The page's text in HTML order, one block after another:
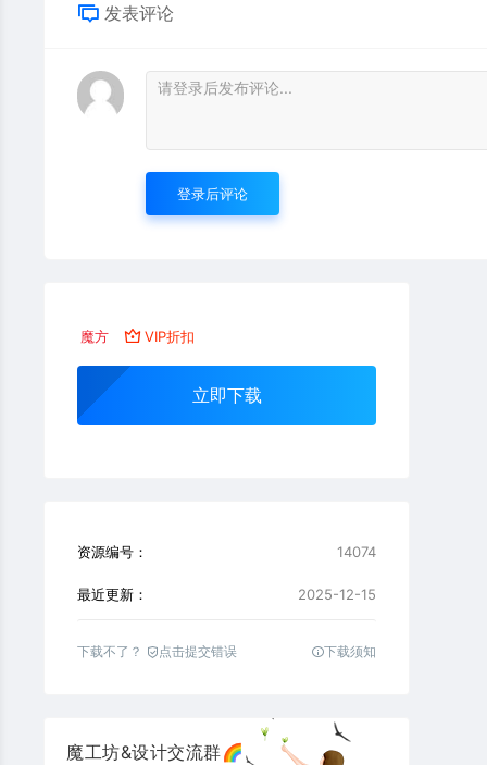
发表评论
登录后评论
魔方 VIP折扣
立即下载
资源编号： 14074
最近更新： 2025-12-15
下载不了？ 点击提交错误 下载须知
魔工坊&设计交流群🌈